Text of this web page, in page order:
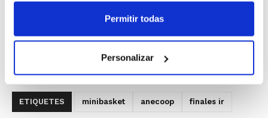
Permitir todas
Personalizar
Este viernes arranca esta auténtica fiesta del
baloncesto para alevines y benjamines. Consulta el
programa de horariosa través del siguiente enlace.
ETIQUETES minibasket anecoop finales ir